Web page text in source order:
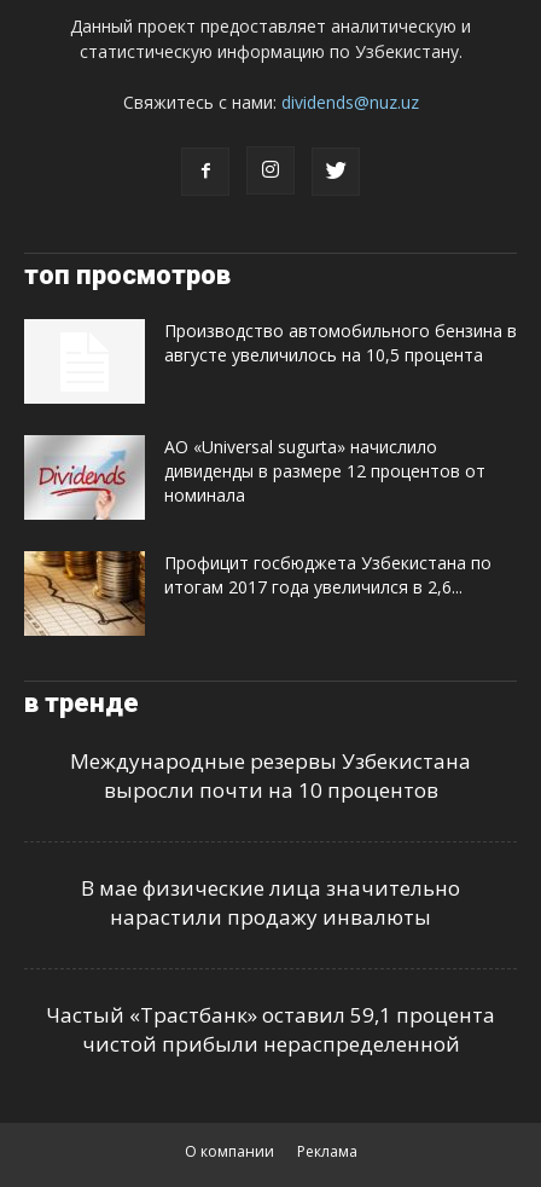
Данный проект предоставляет аналитическую и
статистическую информацию по Узбекистану.
Свяжитесь с нами: dividends@nuz.uz
топ просмотров
Производство автомобильного бензина в
августе увеличилось на 10,5 процента
АО «Universal sugurta» начислило
дивиденды в размере 12 процентов от
номинала
Профицит госбюджета Узбекистана по
итогам 2017 года увеличился в 2,6...
в тренде
Международные резервы Узбекистана
выросли почти на 10 процентов
В мае физические лица значительно
нарастили продажу инвалюты
Частый «Трастбанк» оставил 59,1 процента
чистой прибыли нераспределенной
О компании Реклама